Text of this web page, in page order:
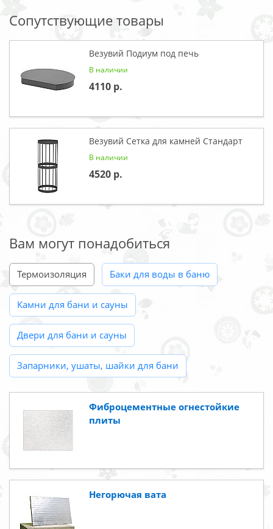
Сопутствующие товары
Везувий Подиум под печь
В наличии
4110
Везувий Сетка для камней Стандарт
В наличии
4520
Вам могут понадобиться
Термоизоляция Баки для воды в баню
Камни для бани и сауны
Двери для бани и сауны
Запарники, ушаты, шайки для бани
Фиброцементные огнестойкие
плиты
Негорючая вата